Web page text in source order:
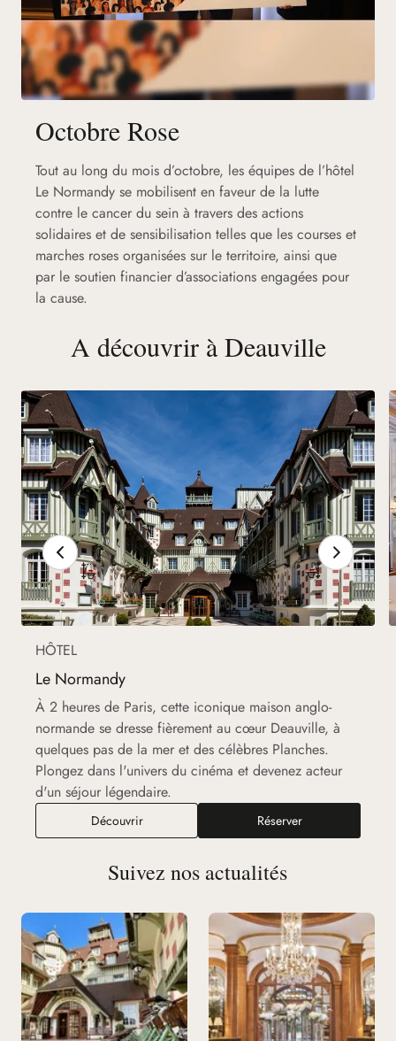
Octobre Rose
Tout au long du mois d’octobre, les équipes de l’hôtel
Le Normandy se mobilisent en faveur de la lutte
contre le cancer du sein à travers des actions
solidaires et de sensibilisation telles que les courses et
marches roses organisées sur le territoire, ainsi que
par le soutien financier d’associations engagées pour
la cause.
A découvrir à Deauville
HÔTEL
Le Normandy
À 2 heures de Paris, cette iconique maison anglo-
normande se dresse fièrement au cœur Deauville, à
quelques pas de la mer et des célèbres Planches.
Plongez dans l'univers du cinéma et devenez acteur
d'un séjour légendaire.
Découvrir Réserver
Suivez nos actualités